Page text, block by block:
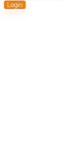
Login